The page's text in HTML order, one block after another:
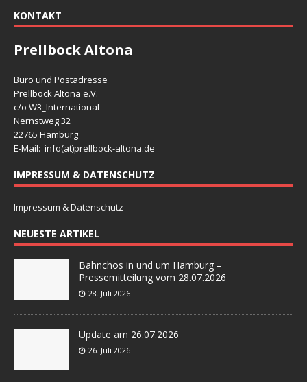
KONTAKT
Prellbock Altona
Büro und Postadresse
Prellbock Altona e.V.
c/o W3_International
Nernstweg 32
22765 Hamburg
E-Mail: info(at)prellbock-altona.de
IMPRESSUM & DATENSCHUTZ
Impressum & Datenschutz
NEUESTE ARTIKEL
Bahnchos in und um Hamburg –
Pressemitteilung vom 28.07.2026
28. Juli 2026
Update am 26.07.2026
26. Juli 2026